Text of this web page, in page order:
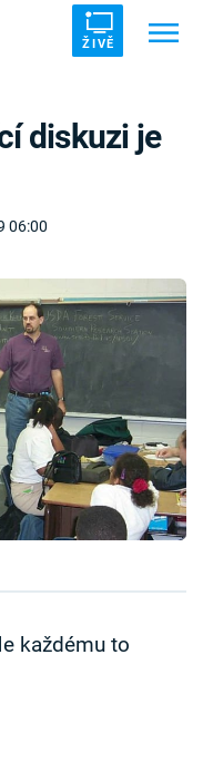
ŽIVĚ
06:00
diskuzi je
každému to